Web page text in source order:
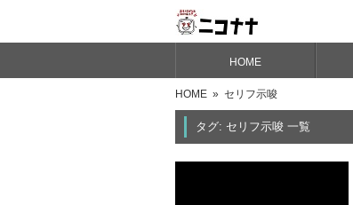
HOME
HOME » セリフ示唆
タグ: セリフ示唆 一覧